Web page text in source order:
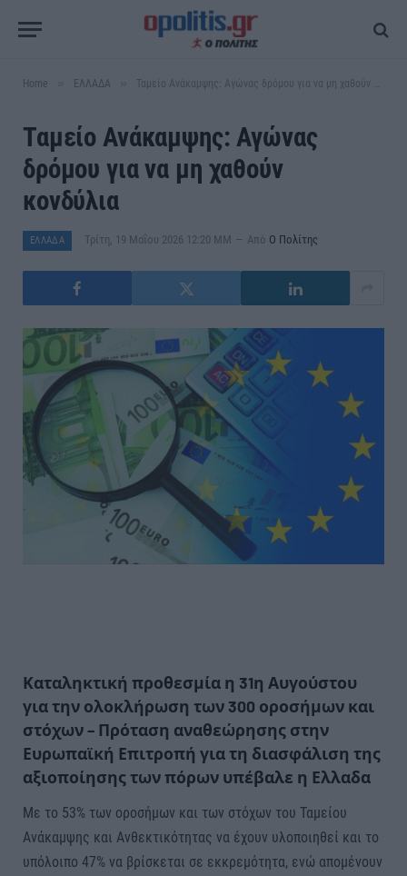
Home ΕΛΛΑΔΑ Ταμείο Ανάκαμψης: Αγώνας δρόμου για να μη χαθούν κονδύλια
Ταμείο Ανάκαμψης: Αγώνας
δρόμου για να μη χαθούν
κονδύλια
ΕΛΛΑΔΑ Τρίτη, 19 Μαΐου 2026 12:20 ΜΜ Από Ο Πολίτης
Καταληκτική προθεσμία η 31η Αυγούστου
για την ολοκλήρωση των 300 οροσήμων και
στόχων – Πρόταση αναθεώρησης στην
Ευρωπαϊκή Επιτροπή για τη διασφάλιση της
αξιοποίησης των πόρων υπέβαλε η Ελλαδα
Με το 53% των οροσήμων και των στόχων του Ταμείου
Ανάκαμψης και Ανθεκτικότητας να έχουν υλοποιηθεί και το
υπόλοιπο 47% να βρίσκεται σε εκκρεμότητα, ενώ απομένουν